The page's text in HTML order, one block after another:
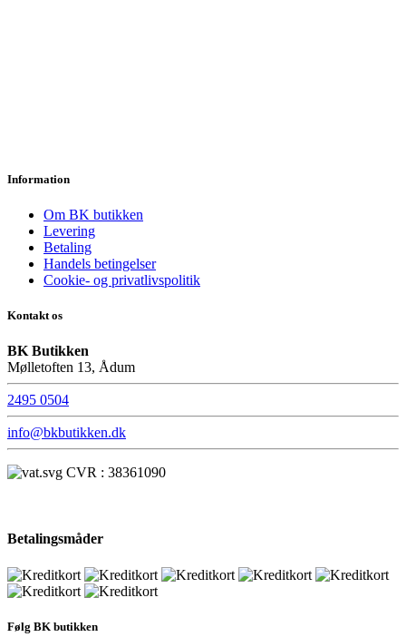
Information
Om BK butikken
Levering
Betaling
Handels betingelser
Cookie- og privatlivspolitik
Kontakt os
BK Butikken
Mølletoften 13, Ådum
2495 0504
info@bkbutikken.dk
CVR : 38361090
Betalingsmåder
Følg BK butikken